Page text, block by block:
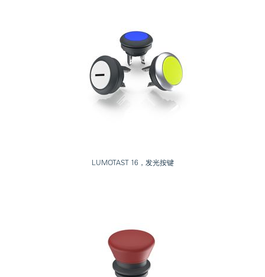
LUMOTAST 16，发光按键